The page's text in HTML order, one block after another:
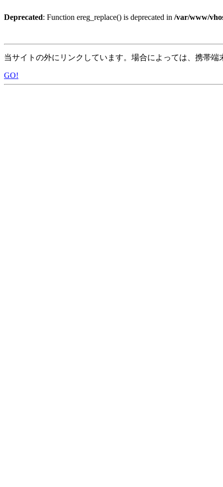
Deprecated: Function ereg_replace() is deprecated in /var/www/
当サイトの外にリンクしています。場合によっては、携帯
GO!